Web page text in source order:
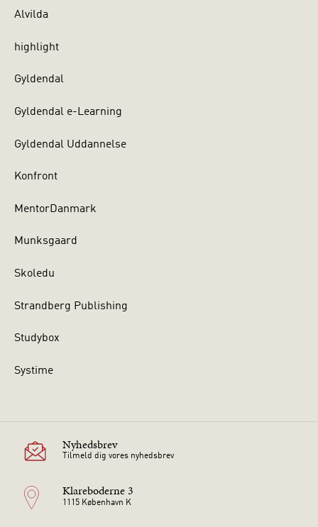
Alvilda
highlight
Gyldendal
Gyldendal e-Learning
Gyldendal Uddannelse
Konfront
MentorDanmark
Munksgaard
Skoledu
Strandberg Publishing
Studybox
Systime
Nyhedsbrev
Tilmeld dig vores nyhedsbrev
Klareboderne 3
1115 København K